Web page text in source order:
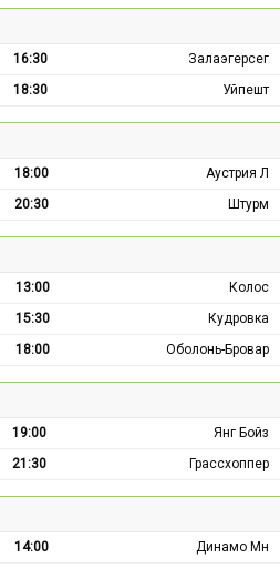
16:30
Залаэгерсег
18:30 Уйпешт
18:00
Аустрия Л
20:30 Штурм
13:00
Колос
15:30
Кудровка
18:00 Оболонь-Бровар
19:00
Янг Бойз
21:30 Грассхоппер
14:00
Динамо Мн